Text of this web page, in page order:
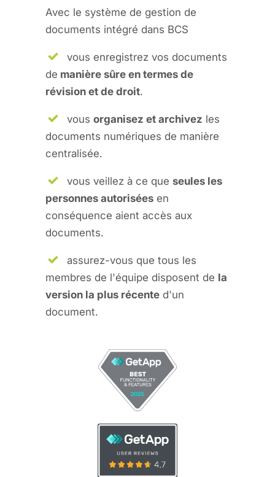
Avec le système de gestion de
documents intégré dans BCS
vous enregistrez vos documents
de manière sûre en termes de
révision et de droit.
vous organisez et archivez les
documents numériques de manière
centralisée.
vous veillez à ce que seules les
personnes autorisées en
conséquence aient accès aux
documents.
assurez-vous que tous les
membres de l'équipe disposent de la
version la plus récente d'un
document.